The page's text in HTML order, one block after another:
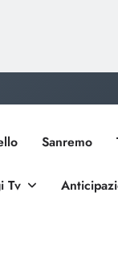
Sanremo
Tv